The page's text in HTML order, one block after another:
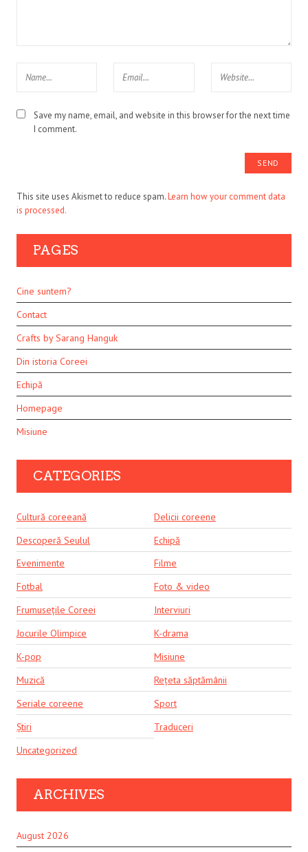
Save my name, email, and website in this browser for the next time
I comment.
This site uses Akismet to reduce spam.Learn how your comment data
is processed.
PAGES
Cine suntem?
Contact
Crafts by Sarang Hanguk
Din istoria Coreei
Echipă
Homepage
Misiune
CATEGORIES
Cultură coreeană
Delicii coreene
Descoperă Seulul
Echipă
Evenimente
Filme
Fotbal
Foto & video
Frumusețile Coreei
Interviuri
Jocurile Olimpice
K-drama
K-pop
Misiune
Muzică
Rețeta săptămânii
Seriale coreene
Sport
Știri
Traduceri
Uncategorized
ARCHIVES
August 2026